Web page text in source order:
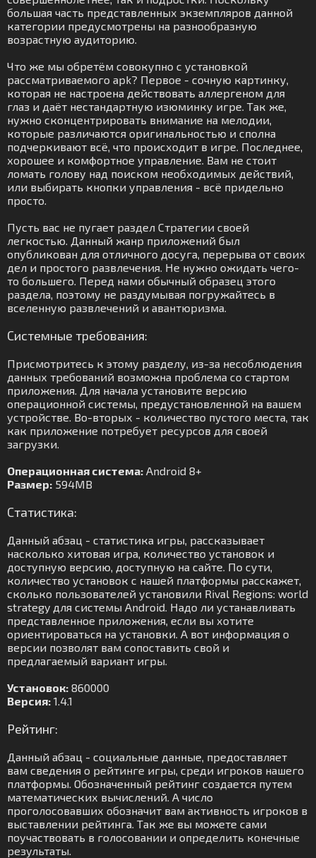
большая часть представленных экземпляров данной
категории предусмотрены на разнообразную
возрастную аудиторию.
Что же мы обретём совокупно с установкой
рассматриваемого apk? Первое - сочную картинку,
которая не настроена действовать аллергеном для
глаз и даёт нестандартную изюминку игре. Так же,
нужно сконцентрировать внимание на мелодии,
которые различаются оригинальностью и сполна
подчеркивают всё, что происходит в игре. Последнее,
хорошее и комфортное управление. Вам не стоит
ломать голову над поиском необходимых действий,
или выбирать кнопки управления - всё придельно
просто.
Пусть вас не пугает раздел Стратегии своей
легкостью. Данный жанр приложений был
опубликован для отличного досуга, перерыва от своих
дел и простого развлечения. Не нужно ожидать чего-
то большего. Перед нами обычный образец этого
раздела, поэтому не раздумывая погружайтесь в
вселенную развлечений и авантюризма.
Системные требования:
Присмотритесь к этому разделу, из-за несоблюдения
данных требований возможна проблема со стартом
приложения. Для начала установите версию
операционной системы, предустановленной на вашем
устройстве. Во-вторых - количество пустого места, так
как приложение потребует ресурсов для своей
загрузки.
Операционная система: Android 8+
Размер: 594MB
Статистика:
Данный абзац - статистика игры, рассказывает
насколько хитовая игра, количество установок и
доступную версию, доступную на сайте. По сути,
количество установок с нашей платформы расскажет,
сколько пользователей установили Rival Regions: world
strategy для системы Android. Надо ли устанавливать
представленное приложения, если вы хотите
ориентироваться на установки. А вот информация о
версии позволят вам сопоставить свой и
предлагаемый вариант игры.
Установок: 860000
Версия: 1.4.1
Рейтинг:
Данный абзац - социальные данные, предоставляет
вам сведения о рейтинге игры, среди игроков нашего
платформы. Обозначенный рейтинг создается путем
математических вычислений. А число
проголосовавших обозначит вам активность игроков в
выставлении рейтинга. Так же вы можете сами
поучаствовать в голосовании и определить конечные
результаты.